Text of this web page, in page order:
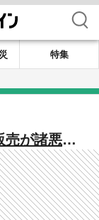
検索
特集
売が諸悪の
ビジネス